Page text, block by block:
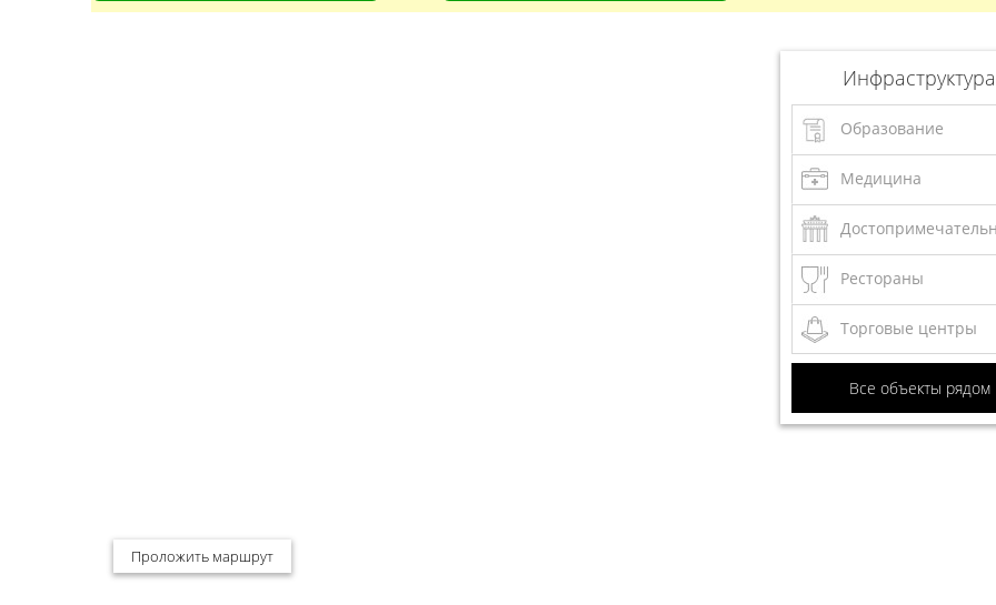
Инфраструктура
Образование
Медицина
Рестораны
Торговые центры
Все объекты рядом
Проложить маршрут